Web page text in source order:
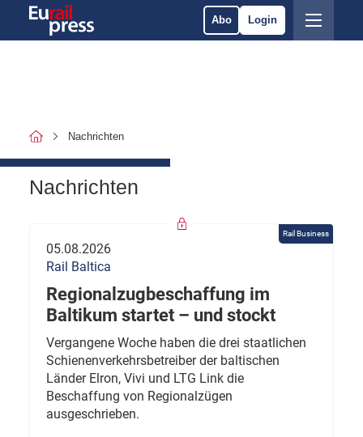
Abo Login
Nachrichten
Nachrichten
Rail Business
05.08.2026
Rail Baltica
Regionalzugbeschaffung im
Baltikum startet – und stockt
Vergangene Woche haben die drei staatlichen
Schienenverkehrsbetreiber der baltischen
Länder Elron, Vivi und LTG Link die
Beschaffung von Regionalzügen
ausgeschrieben.